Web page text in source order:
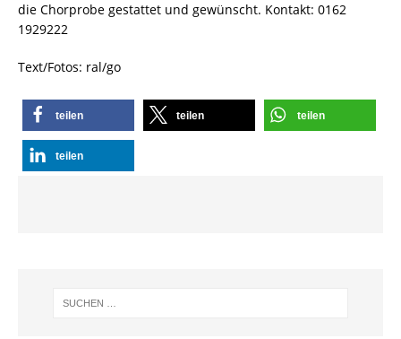
die Chorprobe gestattet und gewünscht. Kontakt: 0162
1929222
Text/Fotos: ral/go
teilen teilen teilen
teilen